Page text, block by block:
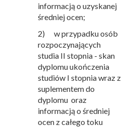
informacją o uzyskanej
średniej ocen;
2) w przypadku osób
rozpoczynających
studia II stopnia - skan
dyplomu ukończenia
studiów I stopnia wraz z
suplementem do
dyplomu oraz
informacją o średniej
ocen z całego toku